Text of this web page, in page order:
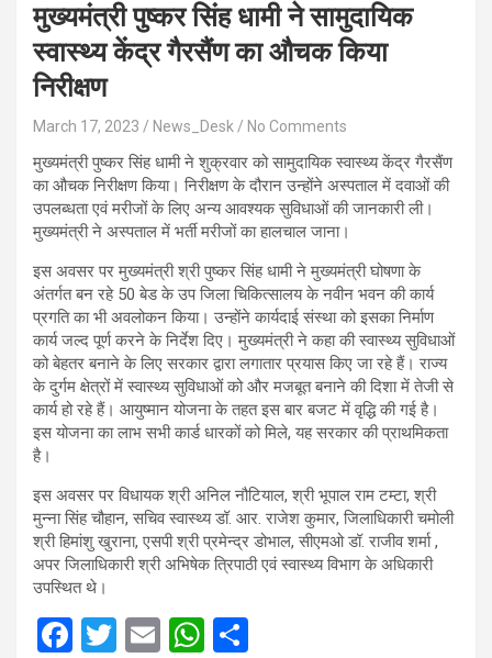
मुख्यमंत्री पुष्कर सिंह धामी ने सामुदायिक
स्वास्थ्य केंद्र गैरसैंण का औचक किया
निरीक्षण
March 17, 2023 News_Desk No Comments
मुख्यमंत्री पुष्कर सिंह धामी ने शुक्रवार को सामुदायिक स्वास्थ्य केंद्र गैरसैंण
का औचक निरीक्षण किया। निरीक्षण के दौरान उन्होंने अस्पताल में दवाओं की
उपलब्धता एवं मरीजों के लिए अन्य आवश्यक सुविधाओं की जानकारी ली।
मुख्यमंत्री ने अस्पताल में भर्ती मरीजों का हालचाल जाना।
इस अवसर पर मुख्यमंत्री श्री पुष्कर सिंह धामी ने मुख्यमंत्री घोषणा के
अंतर्गत बन रहे 50 बेड के उप जिला चिकित्सालय के नवीन भवन की कार्य
प्रगति का भी अवलोकन किया। उन्होंने कार्यदाई संस्था को इसका निर्माण
कार्य जल्द पूर्ण करने के निर्देश दिए। मुख्यमंत्री ने कहा की स्वास्थ्य सुविधाओं
को बेहतर बनाने के लिए सरकार द्वारा लगातार प्रयास किए जा रहे हैं। राज्य
के दुर्गम क्षेत्रों में स्वास्थ्य सुविधाओं को और मजबूत बनाने की दिशा में तेजी से
कार्य हो रहे हैं। आयुष्मान योजना के तहत इस बार बजट में वृद्धि की गई है।
इस योजना का लाभ सभी कार्ड धारकों को मिले, यह सरकार की प्राथमिकता
है।
इस अवसर पर विधायक श्री अनिल नौटियाल, श्री भूपाल राम टम्टा, श्री
मुन्ना सिंह चौहान, सचिव स्वास्थ्य डॉ. आर. राजेश कुमार, जिलाधिकारी चमोली
श्री हिमांशु खुराना, एसपी श्री प्रमेन्द्र डोभाल, सीएमओ डॉ. राजीव शर्मा ,
अपर जिलाधिकारी श्री अभिषेक त्रिपाठी एवं स्वास्थ्य विभाग के अधिकारी
उपस्थित थे।
F
T
E
W